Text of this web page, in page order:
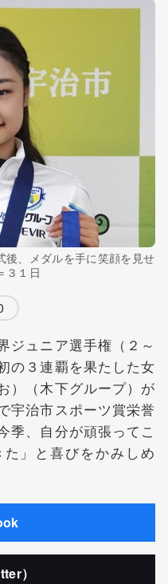
後、メダルを手に笑顔を見せ
３１日
ジュニア選手権（２～
の３連覇を果たした女
）（木下グループ）が
宇治市スポーツ賞栄誉
季、自分が頑張ってこ
」と喜びをかみしめ
）